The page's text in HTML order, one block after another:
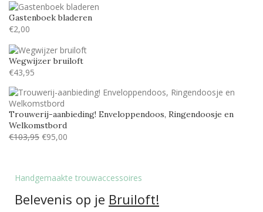
Gastenboek bladeren
€2,00
Wegwijzer bruiloft
€43,95
Trouwerij-aanbieding! Enveloppendoos, Ringendoosje en
Welkomstbord
€103,95 €95,00
Handgemaakte trouwaccessoires
Belevenis op je Bruiloft!